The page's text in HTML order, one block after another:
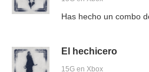
Has hecho un combo
El hechicero
15G en Xbox